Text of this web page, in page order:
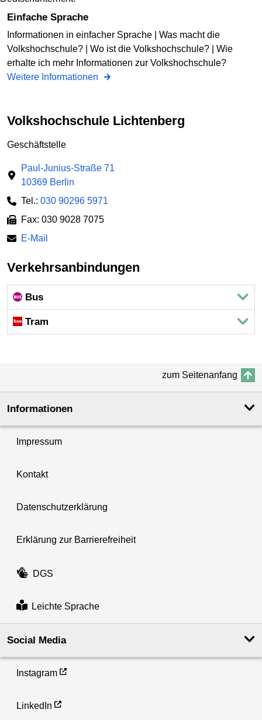
Einfache Sprache
Informationen in einfacher Sprache | Was macht die
Volkshochschule? | Wo ist die Volkshochschule? | Wie
erhalte ich mehr Informationen zur Volkshochschule?
Weitere Informationen
Volkshochschule Lichtenberg
Geschäftstelle
Paul-Junius-Straße 71
10369 Berlin
Tel.: 030 90296 5971
Fax: 030 9028 7075
E-Mail
Verkehrsanbindungen
Bus
Tram
zum Seitenanfang
Informationen
Impressum
Kontakt
Datenschutzerklärung
Erklärung zur Barrierefreiheit
DGS
Leichte Sprache
Social Media
Instagram
LinkedIn